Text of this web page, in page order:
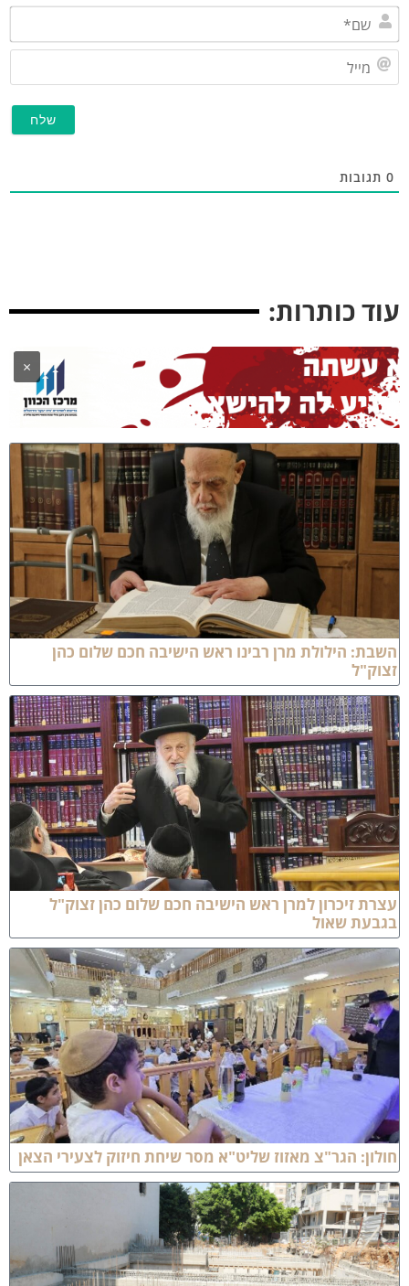
תגובות
כותרות:
×
הילולת מרן רבינו ראש הישיבה חכם שלום כהן
זיכרון למרן ראש הישיבה חכם שלום כהן זצוק"ל
שאול
הגר"צ מאזוז שליט"א מסר שיחת חיזוק לצעירי הצאן